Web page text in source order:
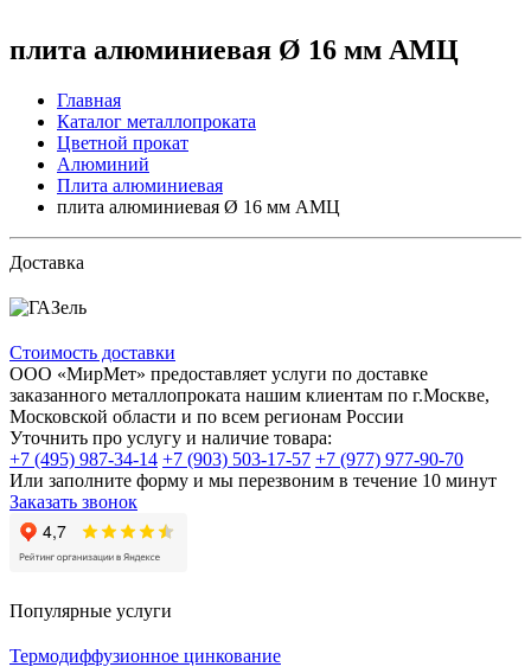
плита алюминиевая Ø 16 мм АМЦ
Главная
Каталог металлопроката
Цветной прокат
Алюминий
Плита алюминиевая
плита алюминиевая Ø 16 мм АМЦ
Доставка
Стоимость доставки
ООО «МирМет» предоставляет услуги по доставке
заказанного металлопроката нашим клиентам по г.Москве,
Московской области и по всем регионам России
Уточнить про услугу и наличие товара:
+7 (495) 987-34-14 +7 (903) 503-17-57 +7 (977) 977-90-70
Или заполните форму и мы перезвоним в течение 10 минут
Заказать звонок
Популярные услуги
Термодиффузионное цинкование